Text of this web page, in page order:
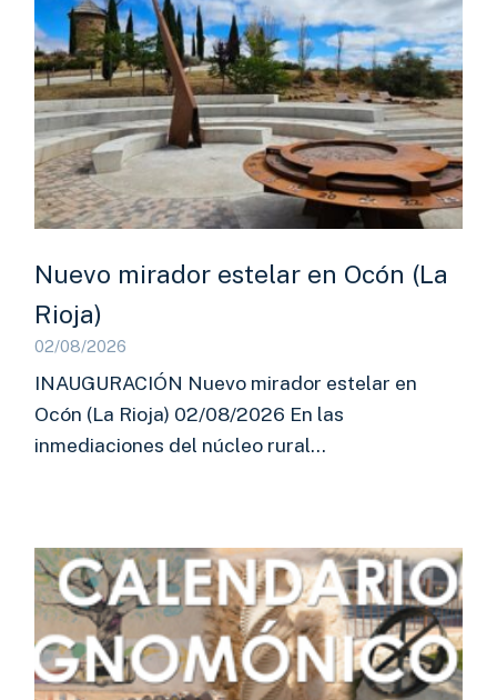
Nuevo mirador estelar en Ocón (La
Rioja)
02/08/2026
INAUGURACIÓN Nuevo mirador estelar en
Ocón (La Rioja) 02/08/2026 En las
inmediaciones del núcleo rural…